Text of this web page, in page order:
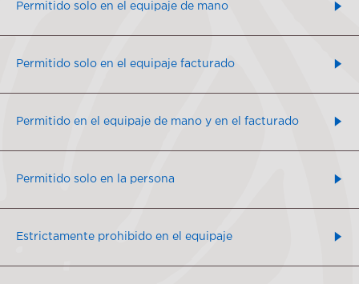
Permitido solo en el equipaje de mano
Permitido solo en el equipaje facturado
Permitido en el equipaje de mano y en el facturado
Permitido solo en la persona
Estrictamente prohibido en el equipaje